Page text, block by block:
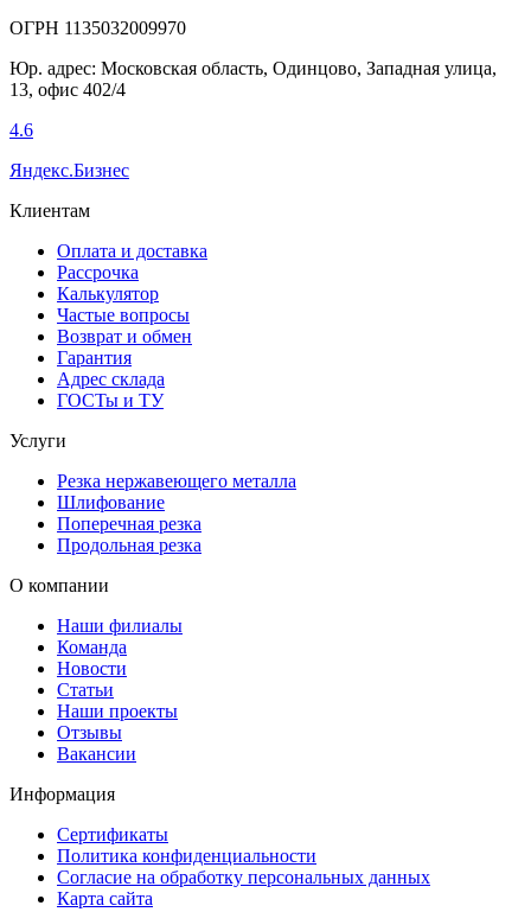
ОГРН 1135032009970
Юр. адрес: Московская область, Одинцово, Западная улица,
13, офис 402/4
4.6
Яндекс.Бизнес
Клиентам
Оплата и доставка
Рассрочка
Калькулятор
Частые вопросы
Возврат и обмен
Гарантия
Адрес склада
ГОСТы и ТУ
Услуги
Резка нержавеющего металла
Шлифование
Поперечная резка
Продольная резка
О компании
Наши филиалы
Команда
Новости
Статьи
Наши проекты
Отзывы
Вакансии
Информация
Сертификаты
Политика конфиденциальности
Согласие на обработку персональных данных
Карта сайта